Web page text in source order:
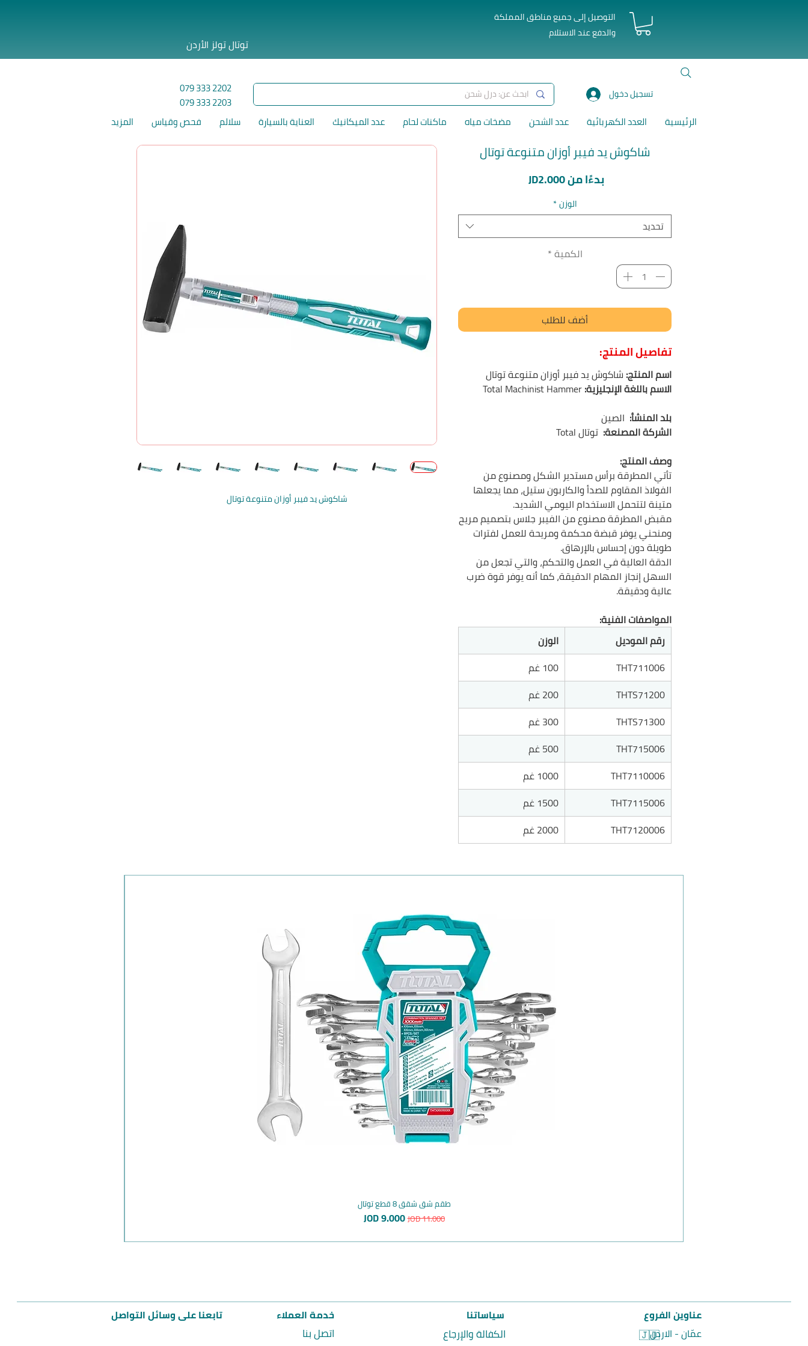
توتال تولز الأردن
التوصيل إلى جميع مناطق المملكة
والدفع عند الاستلام
079 333 2202
079 333 2203
تسجيل دخول
الرئيسية العدد الكهربائية عدد الشحن مضخات مياه ماكنات لحام عدد الميكانيك العناية بالسيارة سلالم فحص وقياس المزيد
شاكوش يد فيبر أوزان متنوعة توتال
شاكوش يد فيبر أوزان متنوعة توتال
بدءًا منJD2.000سعر
الوزن*
تحديد
الكمية*
أضف للطلب
تفاصيل المنتج:
اسم المنتج: شاكوش يد فيبر أوزان متنوعة توتال
الاسم باللغة الإنجليزية:Total Machinist Hammer
بلد المنشأ: الصين
الشركة المصنعة: توتالTotal
وصف المنتج:
تأتي المطرقة برأس مستدير الشكل ومصنوع من
الفولاذ المقاوم للصدأ والكاربون ستيل، مما يجعلها
متينة لتتحمل الاستخدام اليومي الشديد.
مقبض المطرقة مصنوع من الفيبر جلاس بتصميم مريح
ومنحني يوفر قبضة محكمة ومريحة للعمل لفترات
طويلة دون إحساس بالإرهاق.
الدقة العالية في العمل والتحكم، والتي تجعل من
السهل إنجاز المهام الدقيقة، كما أنه يوفر قوة ضرب
عالية ودقيقة.
المواصفات الفنية:
رقم الموديل
الوزن
THT711006
100 غم
THTS71200
200 غم
THTS71300
300 غم
THT715006
500 غم
THT7110006
1000 غم
THT7115006
1500 غم
THT7120006
2000 غم
طقم شق شقق 8 قطع توتال
سعر عادي
JOD 11.000سعر البيع
JOD 9.000
تابعنا على وسائل التواصل خدمة العملاء
اتصل بنا
سياساتنا
الكفالة والإرجاع
عناوين الفروع
🇯🇴عمّان - الاردن